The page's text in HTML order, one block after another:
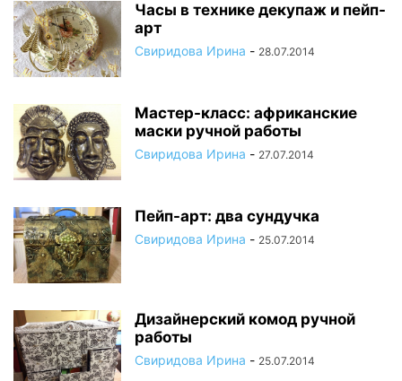
Часы в технике декупаж и пейп-
арт
Свиридова Ирина - 28.07.2014
Мастер-класс: африканские
маски ручной работы
Свиридова Ирина - 27.07.2014
Пейп-арт: два сундучка
Свиридова Ирина - 25.07.2014
Дизайнерский комод ручной
работы
Свиридова Ирина - 25.07.2014